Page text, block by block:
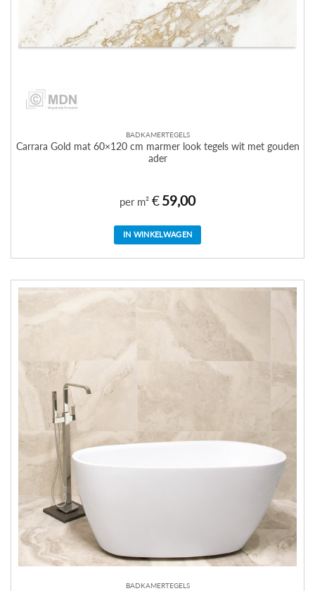
BADKAMERTEGELS
Carrara Gold mat 60×120 cm marmer look tegels wit met gouden
ader
per m² €59,00
IN WINKELWAGEN
BADKAMERTEGELS